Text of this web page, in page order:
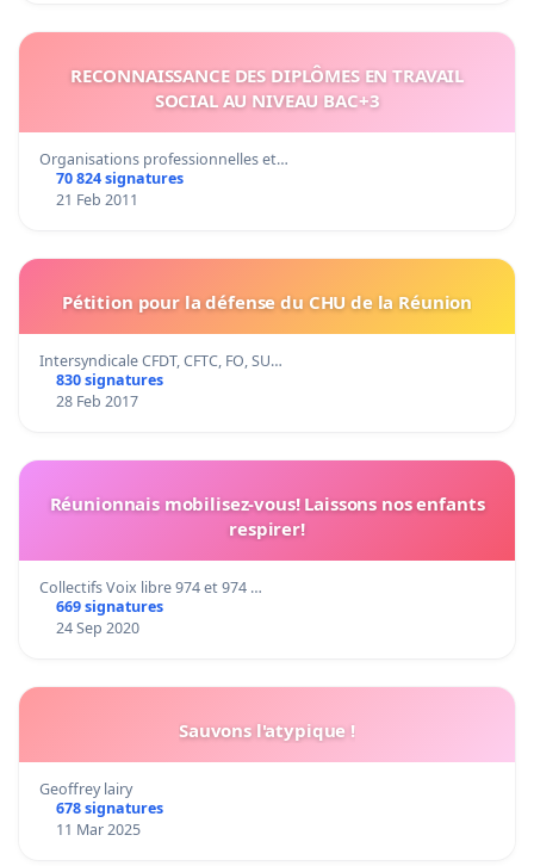
RECONNAISSANCE DES DIPLÔMES EN TRAVAIL
SOCIAL AU NIVEAU BAC+3
Organisations professionnelles et…
70 824 signatures
21 Feb 2011
Pétition pour la défense du CHU de la Réunion
Intersyndicale CFDT, CFTC, FO, SU…
830 signatures
28 Feb 2017
Réunionnais mobilisez-vous! Laissons nos enfants
respirer!
Collectifs Voix libre 974 et 974 …
669 signatures
24 Sep 2020
Sauvons l'atypique !
Geoffrey lairy
678 signatures
11 Mar 2025